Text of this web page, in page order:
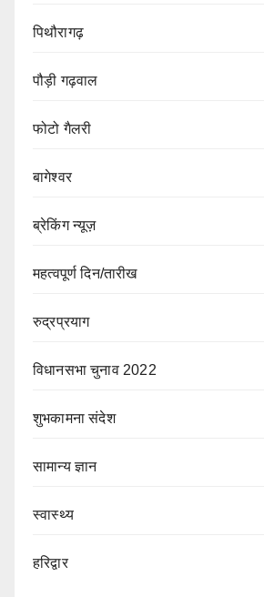
पिथौरागढ़
पौड़ी गढ़वाल
फोटो गैलरी
बागेश्वर
ब्रेकिंग न्यूज़
महत्वपूर्ण दिन/तारीख
रुद्रप्रयाग
विधानसभा चुनाव 2022
शुभकामना संदेश
सामान्य ज्ञान
स्वास्थ्य
हरिद्वार